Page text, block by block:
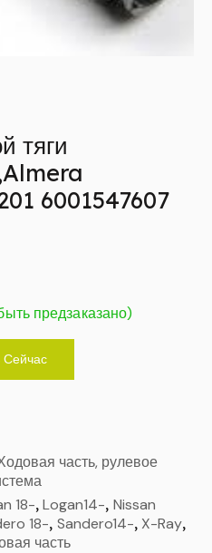
тяги
6001547607
предзаказано)
Сейчас
часть, рулевое
18-,Logan14-, Nissan
18-, Sandero14-, X-Ray,
часть